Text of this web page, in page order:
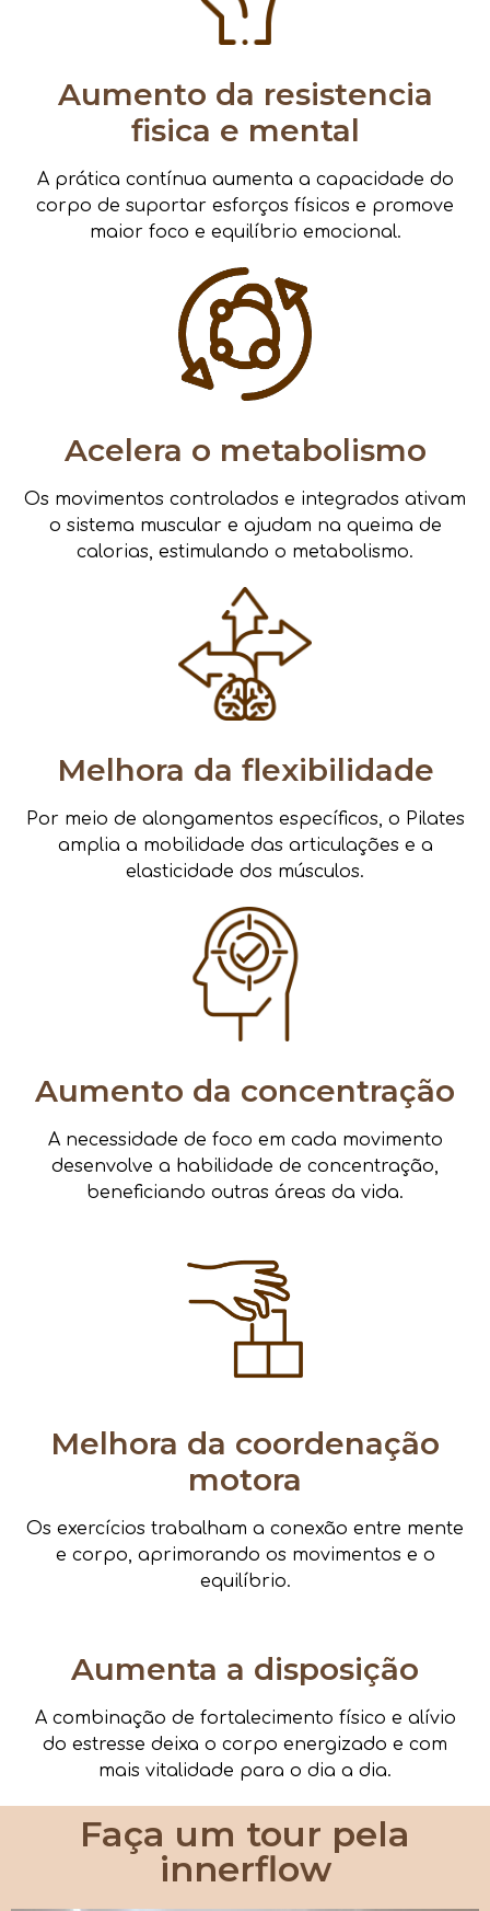
Aumento da resistencia
fisica e mental
A prática contínua aumenta a capacidade do
corpo de suportar esforços físicos e promove
maior foco e equilíbrio emocional.
Acelera o metabolismo
Os movimentos controlados e integrados ativam
o sistema muscular e ajudam na queima de
calorias, estimulando o metabolismo.
Melhora da flexibilidade
Por meio de alongamentos específicos, o Pilates
amplia a mobilidade das articulações e a
elasticidade dos músculos.
Aumento da concentração
A necessidade de foco em cada movimento
desenvolve a habilidade de concentração,
beneficiando outras áreas da vida.
Melhora da coordenação
motora
Os exercícios trabalham a conexão entre mente
e corpo, aprimorando os movimentos e o
equilíbrio.
Aumenta a disposição
A combinação de fortalecimento físico e alívio
do estresse deixa o corpo energizado e com
mais vitalidade para o dia a dia.
Faça um tour pela
innerflow